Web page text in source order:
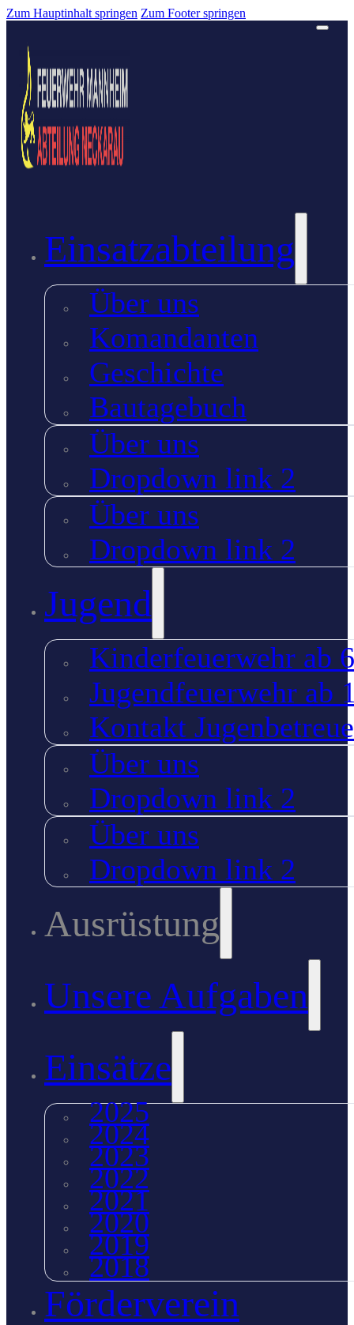
Zum Hauptinhalt springen Zum Footer springen
Einsatzabteilung
Über uns
Komandanten
Geschichte
Bautagebuch
Über uns
Dropdown link 2
Über uns
Dropdown link 2
Jugend
Kinderfeuerwehr ab
Jugendfeuerwehr ab
Kontakt
Über uns
Dropdown link 2
Über uns
Dropdown link 2
Ausrüstung
Unsere Aufgaben
Einsätze
2025
2024
2023
2022
2021
2020
2019
2018
Förderverein